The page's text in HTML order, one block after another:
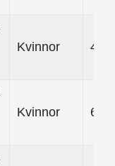
Kvinnor 45-
Kvinnor 65-